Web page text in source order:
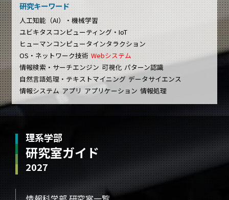
研究キーワード
人工知能（AI）・機械学習
ユビキタスコンピューティング・IoT
ヒューマンコンピュータインタラクション
OS・ネットワーク技術 Webシステム
情報検索・サーチエンジン 可視化 パターン認識
自然言語処理・テキストマイニング データサイエンス
情報システム アプリ アプリケーション 情報処理
理系学部
研究室ガイド
2027